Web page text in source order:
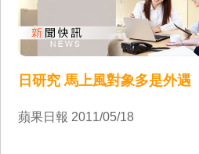
日研究 馬上風對象多是外遇
蘋果日報 2011/05/18